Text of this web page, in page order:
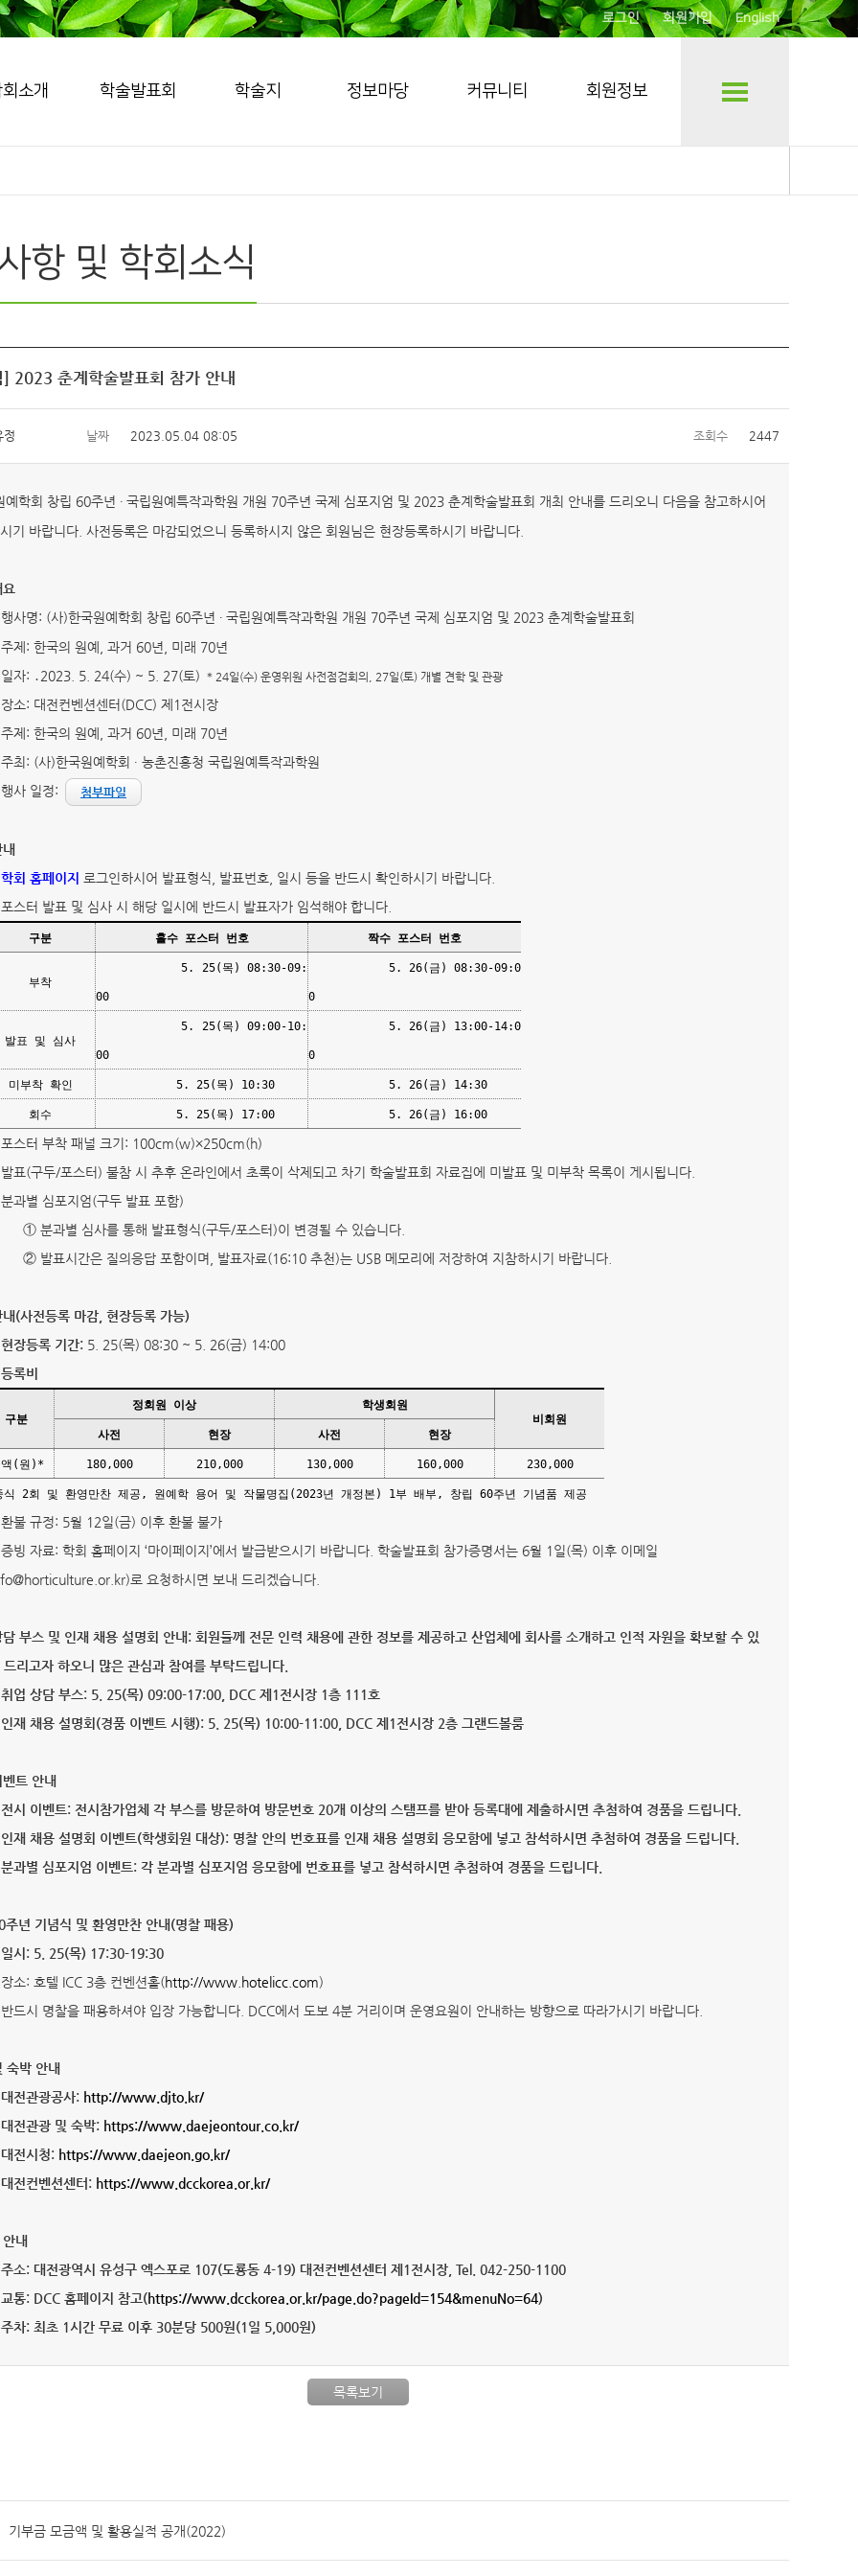
로그인 회원가입 English
소개 학술발표회 학술지 정보마당 커뮤니티 회원정보
항 및 학회소식
] 2023 춘계학술발표회 참가 안내
정 날짜 2023.05.04 08:05 조회수 2447
예학회 창립 60주년 ∙국립원예특작과학원 개원 70주년 국제 심포지엄 및 2023 춘계학술발표회 개최 안내를 드리오니 다음을 참고하시어
기 바랍니다. 사전등록은 마감되었으니 등록하시지 않은 회원님은 현장등록하시기 바랍니다.
사명: (사)한국원예학회 창립 60주년 ∙국립원예특작과학원 개원 70주년 국제 심포지엄 및 2023 춘계학술발표회
주제: 한국의 원예, 과거 60년, 미래 70년
자: ․2023. 5. 24(수) ~ 5. 27(토) ＊24일(수) 운영위원 사전점검회의, 27일(토) 개별 견학 및 관광
소: 대전컨벤션센터(DCC) 제1전시장
주제: 한국의 원예, 과거 60년, 미래 70년
최: (사)한국원예학회 ∙ 농촌진흥청 국립원예특작과학원
사 일정:
첨부파일
학회 홈페이지
로그인하시어 발표형식, 발표번호, 일시 등을 반드시 확인하시기 바랍니다.
스터 발표 및 심사 시 해당 일시에 반드시 발표자가 임석해야 합니다.
구분 홀수 포스터 번호 짝수 포스터 번호
부착
5. 25(목) 08:30-09:
00
5. 26(금) 08:30-09:0
0
발표 및 심사
5. 25(목) 09:00-10:
00
5. 26(금) 13:00-14:0
0
미부착 확인 5. 25(목) 10:30 5. 26(금) 14:30
회수 5. 25(목) 17:00 5. 26(금) 16:00
스터 부착 패널 크기: 100cm(w)×250cm(h)
표(구두/포스터) 불참 시 추후 온라인에서 초록이 삭제되고 차기 학술발표회 자료집에 미발표 및 미부착 목록이 게시됩니다.
과별 심포지엄(구두 발표 포함)
① 분과별 심사를 통해 발표형식(구두/포스터)이 변경될 수 있습니다.
② 발표시간은 질의응답 포함이며, 발표자료(16:10 추천)는 USB 메모리에 저장하여 지참하시기 바랍니다.
(사전등록 마감, 현장등록 가능)
장등록 기간: 5. 25(목) 08:30 ~ 5. 26(금) 14:00
록비
구분
정회원 이상
학생회원
비회원
사전
현장 사전 현장
액(원)* 180,000 210,000 130,000 160,000 230,000
2회 및 환영만찬 제공, 원예학 용어 및 작물명집(2023년 개정본) 1부 배부, 창립 60주년 기념품 제공
불 규정: 5월 12일(금) 이후 환불 불가
빙 자료: 학회 홈페이지 ‘마이페이지’에서 발급받으시기 바랍니다. 학술발표회 참가증명서는 6월 1일(목) 이후 이메일
로 요청하시면 보내 드리겠습니다.
부스 및 인재 채용 설명회 안내: 회원들께 전문 인력 채용에 관한 정보를 제공하고 산업체에 회사를 소개하고 인적 자원을 확보할 수 있
리고자 하오니 많은 관심과 참여를 부탁드립니다.
업 상담 부스: 5. 25(목) 09:00-17:00, DCC 제1전시장 1층 111호
재 채용 설명회(경품 이벤트 시행): 5. 25(목) 10:00-11:00, DCC 제1전시장 2층 그랜드볼룸
트 안내
시 이벤트: 전시참가업체 각 부스를 방문하여 방문번호 20개 이상의 스탬프를 받아 등록대에 제출하시면 추첨하여 경품을 드립니다.
재 채용 설명회 이벤트(학생회원 대상): 명찰 안의 번호표를 인재 채용 설명회 응모함에 넣고 참석하시면 추첨하여 경품을 드립니다.
분과별 심포지엄 이벤트: 각 분과별 심포지엄 응모함에 번호표를 넣고 참석하시면 추첨하여 경품을 드립니다.
주년 기념식 및 환영만찬 안내(명찰 패용)
시: 5. 25(목) 17:30-19:30
소: 호텔 ICC 3층 컨벤션홀(http://www.hotelicc.com)
드시 명찰을 패용하셔야 입장 가능합니다. DCC에서 도보 4분 거리이며 운영요원이 안내하는 방향으로 따라가시기 바랍니다.
숙박 안내
전관광공사: http://www.djto.kr/
전관광 및 숙박: https://www.daejeontour.co.kr/
전시청: https://www.daejeon.go.kr/
전컨벤션센터: https://www.dcckorea.or.kr/
안내
소: 대전광역시 유성구 엑스포로 107(도룡동 4-19) 대전컨벤션센터 제1전시장, Tel. 042-250-1100
통: DCC 홈페이지 참고(https://www.dcckorea.or.kr/page.do?pageId=154&menuNo=64)
차: 최초 1시간 무료 이후 30분당 500원(1일 5,000원)
목록보기
기부금 모금액 및 활용실적 공개(2022)